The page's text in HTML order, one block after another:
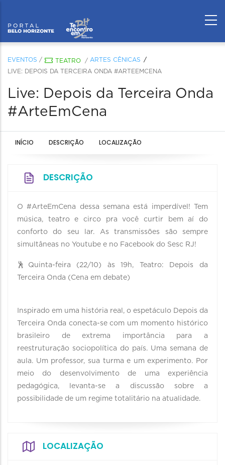
EVENTOS / TEATRO / ARTES CÊNICAS
LIVE: DEPOIS DA TERCEIRA ONDA #ARTEEMCENA
Live: Depois da Terceira Onda
#ArteEmCena
INÍCIO DESCRIÇÃO LOCALIZAÇÃO
DESCRIÇÃO
O #ArteEmCena dessa semana está imperdível! Tem
música, teatro e circo pra você curtir bem aí do
conforto do seu lar. As transmissões são sempre
simultâneas no Youtube e no Facebook do Sesc RJ!
🕺Quinta-feira (22/10) às 19h, Teatro: Depois da
Terceira Onda (Cena em debate)
Inspirado em uma história real, o espetáculo Depois da
Terceira Onda conecta-se com um momento histórico
brasileiro de extrema importância para a
reestruturação sociopolítica do país. Uma semana de
aula. Um professor, sua turma e um experimento. Por
meio do desenvolvimento de uma experiência
pedagógica, levanta-se a discussão sobre a
possibilidade de um regime totalitário na atualidade.
LOCALIZAÇÃO